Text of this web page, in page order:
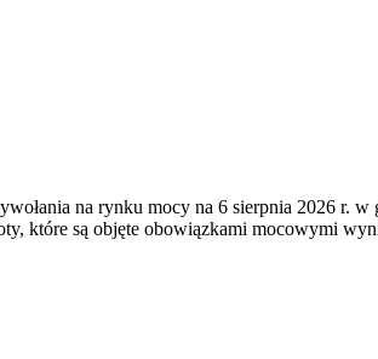
na rynku mocy na 6 sierpnia 2026 r.
które są objęte obowiązkami mocowymi